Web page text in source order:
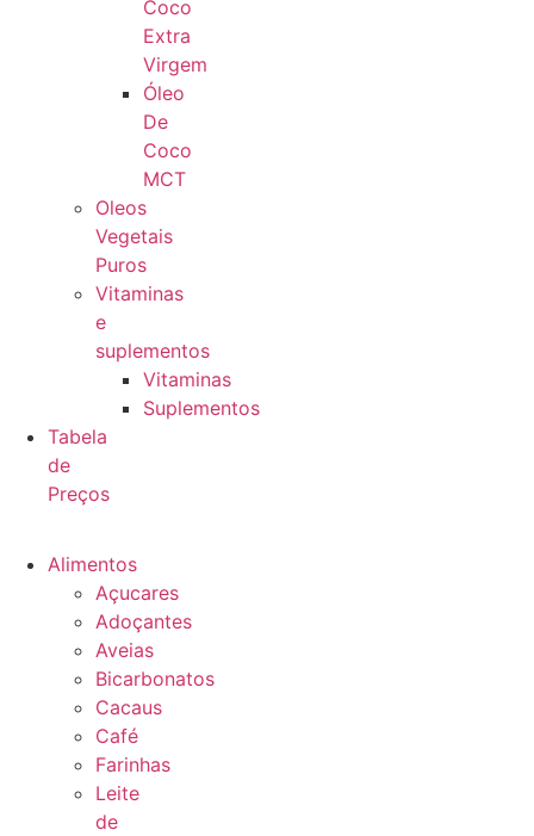
Coco
Extra
Virgem
Óleo
De
Coco
MCT
Oleos
Vegetais
Puros
Vitaminas
e
suplementos
Vitaminas
Suplementos
Tabela
de
Preços
Alimentos
Açucares
Adoçantes
Aveias
Bicarbonatos
Cacaus
Café
Farinhas
Leite
de